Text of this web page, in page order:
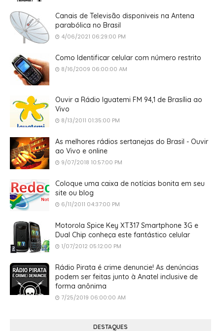
Canais de Televisão disponiveis na Antena
parabólica no Brasil
4/06/2021 06:29:00 PM
Como Identificar celular com número restrito
8/16/2009 06:00:00 AM
Ouvir a Rádio Iguatemi FM 94,1 de Brasília ao
Vivo
8/13/2011 01:35:00 PM
As melhores rádios sertanejas do Brasil - Ouvir
ao Vivo e online
9/07/2018 10:57:00 PM
Coloque uma caixa de notícias bonita em seu
site ou blog
6/11/2011 04:37:00 PM
Motorola Spice Key XT317 Smartphone 3G e
Dual Chip conheça este fantástico celular
1/07/2012 05:12:00 PM
Rádio Pirata é crime denuncie! As denúncias
podem ser feitas junto à Anatel inclusive de
forma anônima
7/25/2019 06:00:00 AM
DESTAQUES